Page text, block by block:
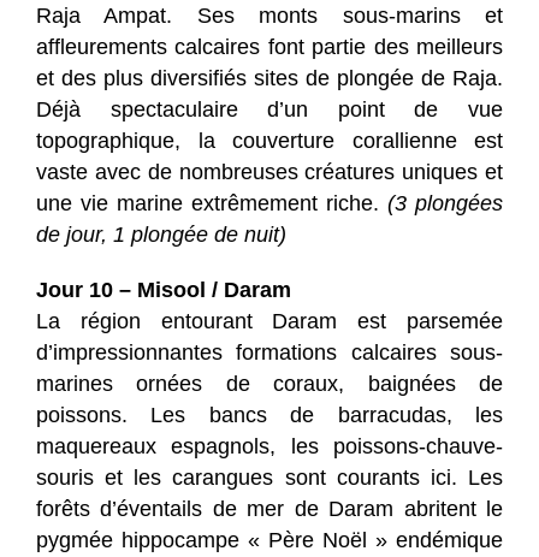
Raja Ampat. Ses monts sous-marins et
affleurements calcaires font partie des meilleurs
et des plus diversifiés sites de plongée de Raja.
Déjà spectaculaire d’un point de vue
topographique, la couverture corallienne est
vaste avec de nombreuses créatures uniques et
une vie marine extrêmement riche. (3 plongées
de jour, 1 plongée de nuit)
Jour 10 – Misool / Daram
La région entourant Daram est parsemée
d’impressionnantes formations calcaires sous-
marines ornées de coraux, baignées de
poissons. Les bancs de barracudas, les
maquereaux espagnols, les poissons-chauve-
souris et les carangues sont courants ici. Les
forêts d’éventails de mer de Daram abritent le
pygmée hippocampe « Père Noël » endémique